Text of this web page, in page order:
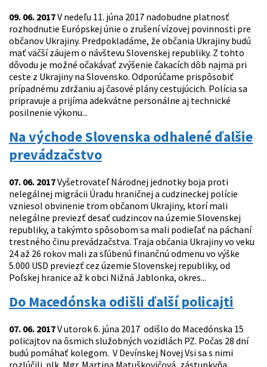
09. 06. 2017V nedeľu 11. júna 2017 nadobudne platnosť
rozhodnutie Európskej únie o zrušení vízovej povinnosti pre
občanov Ukrajiny. Predpokladáme, že občania Ukrajiny budú
mať väčší záujem o návštevu Slovenskej republiky. Z tohto
dôvodu je možné očakávať zvýšenie čakacích dôb najmä pri
ceste z Ukrajiny na Slovensko. Odporúčame prispôsobiť
prípadnému zdržaniu aj časové plány cestujúcich. Polícia sa
pripravuje a prijíma adekvátne personálne aj technické
posilnenie výkonu...
Na východe Slovenska odhalené ďalšie
prevádzačstvo
07. 06. 2017Vyšetrovateľ Národnej jednotky boja proti
nelegálnej migrácii Úradu hraničnej a cudzineckej polície
vzniesol obvinenie trom občanom Ukrajiny, ktorí mali
nelegálne previezť desať cudzincov na územie Slovenskej
republiky, a takýmto spôsobom sa mali podieľať na páchaní
trestného činu prevádzačstva. Traja občania Ukrajiny vo veku
24 až 26 rokov mali za sľúbenú finančnú odmenu vo výške
5.000 USD previezť cez územie Slovenskej republiky, od
Poľskej hranice až k obci Nižná Jablonka, okres...
Do Macedónska odišli ďalší policajti
07. 06. 2017V utorok 6. júna 2017 odišlo do Macedónska 15
policajtov na ôsmich služobných vozidlách PZ. Počas 28 dní
budú pomáhať kolegom. V Devínskej Novej Vsi sa s nimi